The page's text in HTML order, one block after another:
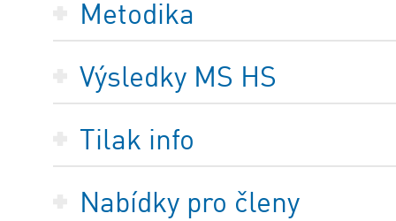
Metodika
Výsledky MS HS
Tilak info
Nabídky pro členy